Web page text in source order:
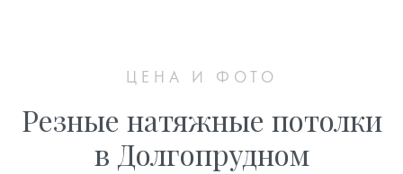
ЦЕНА И ФОТО
Резные натяжные потолки
в Долгопрудном